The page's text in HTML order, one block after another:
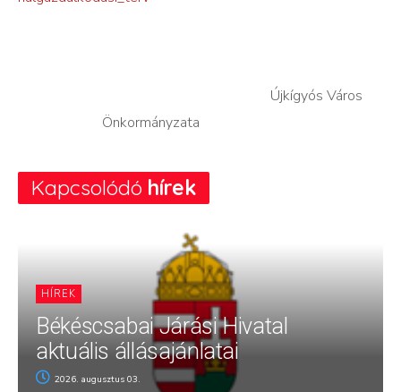
Újkígyós Város
Önkormányzata
Kapcsolódó hírek
HÍREK
Békéscsabai Járási Hivatal
aktuális állásajánlatai
2026. augusztus 03.